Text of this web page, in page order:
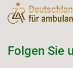
Folgen Sie